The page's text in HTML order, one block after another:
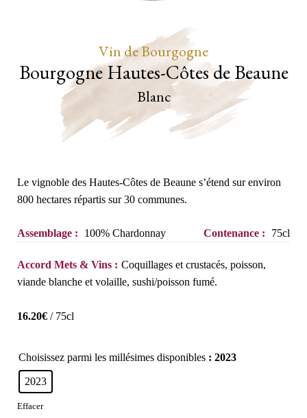
Vin de Bourgogne
Bourgogne Hautes-Côtes de Beaune
Blanc
Le vignoble des Hautes-Côtes de Beaune s’étend sur environ
800 hectares répartis sur 30 communes.
Assemblage : 100% Chardonnay Contenance : 75cl
Accord Mets & Vins : Coquillages et crustacés, poisson,
viande blanche et volaille, sushi/poisson fumé.
16.20€ / 75cl
Choisissez parmi les millésimes disponibles : 2023
2023
Effacer